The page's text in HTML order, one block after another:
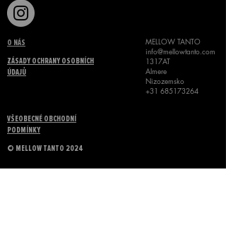
O NÁS
ZÁSADY OCHRANY OSOBNÍCH
ÚDAJŮ
MELLOW TANTO
info@mellowtanto.com
1317AT
Almere
Nizozemsko
+31 685173264
VŠEOBECNÉ OBCHODNÍ
PODMÍNKY
© MELLOW TANTO 2024